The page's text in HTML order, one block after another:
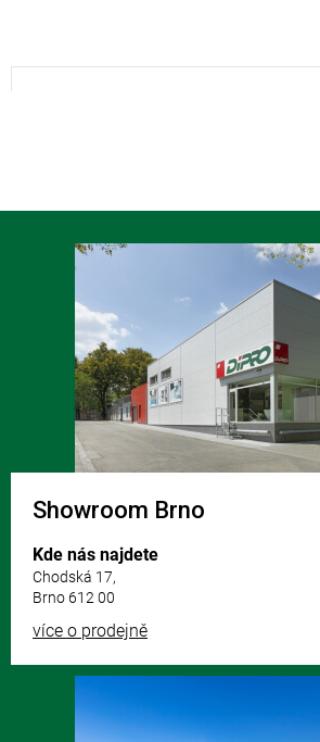
Showroom Brno
Kde nás najdete
Chodská 17,
Brno 612 00
více o prodejně